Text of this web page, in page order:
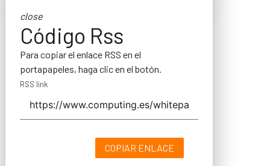
close
Código Rss
Para copiar el enlace RSS en el
portapapeles, haga clic en el botón.
RSS link
COPIAR ENLACE